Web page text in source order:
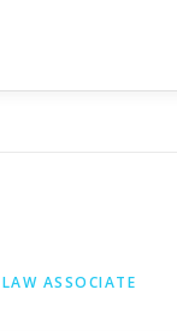
LAW ASSOCIATE